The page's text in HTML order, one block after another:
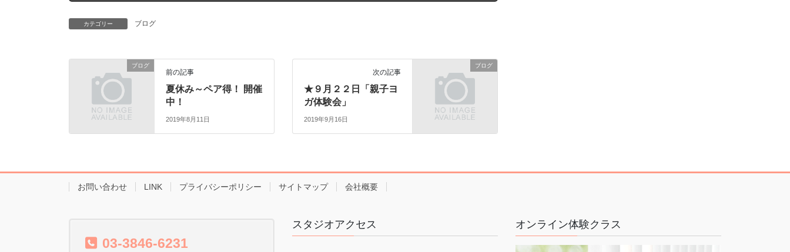
カテゴリー ブログ
ブログ
前の記事
夏休み～ペア得！ 開催
中！
2019年8月11日
ブログ
次の記事
★９月２２日「親子ヨ
ガ体験会」
2019年9月16日
お問い合わせ LINK プライバシーポリシー サイトマップ 会社概要
03-3846-6231
スタジオアクセス オンライン体験クラス